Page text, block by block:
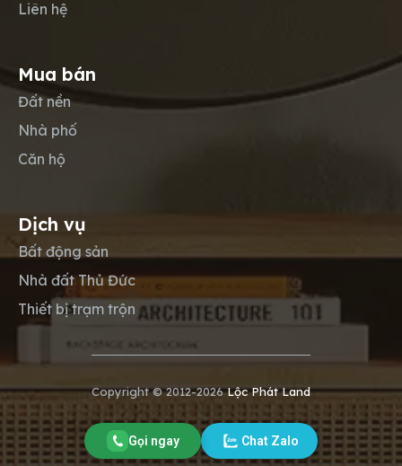
Liên hệ
Mua bán
Đất nền
Nhà phố
Căn hộ
Dịch vụ
Bất động sản
Nhà đất Thủ Đức
Thiết bị trạm trộn
Copyright © 2012-2026Lộc Phát Land
Gọi ngay Chat Zalo